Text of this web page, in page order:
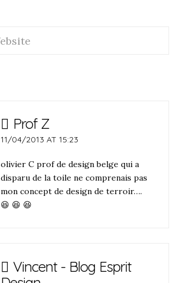
Prof Z
11/04/2013 AT 15:23
olivier C prof de design belge qui a
disparu de la toile ne comprenais pas
mon concept de design de terroir….
😆 😆 😆
Vincent - Blog Esprit